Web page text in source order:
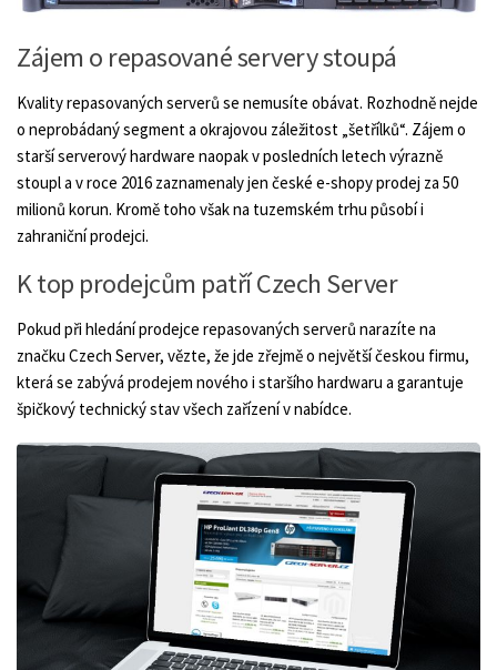
Zájem o repasované servery stoupá
Kvality repasovaných serverů se nemusíte obávat. Rozhodně nejde
o neprobádaný segment a okrajovou záležitost „šetřílků“. Zájem o
starší serverový hardware naopak v posledních letech výrazně
stoupl a v roce 2016 zaznamenaly jen české e-shopy prodej za 50
milionů korun. Kromě toho však na tuzemském trhu působí i
zahraniční prodejci.
K top prodejcům patří Czech Server
Pokud při hledání prodejce repasovaných serverů narazíte na
značku Czech Server, vězte, že jde zřejmě o největší českou firmu,
která se zabývá prodejem nového i staršího hardwaru a garantuje
špičkový technický stav všech zařízení v nabídce.